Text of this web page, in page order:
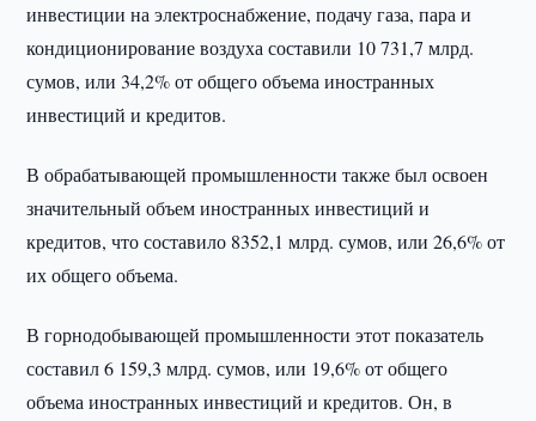
инвестиции на электроснабжение, подачу газа, пара и
кондиционирование воздуха составили 10 731,7 млрд.
сумов, или 34,2% от общего объема иностранных
инвестиций и кредитов.
В обрабатывающей промышленности также был освоен
значительный объем иностранных инвестиций и
кредитов, что составило 8352,1 млрд. сумов, или 26,6% от
их общего объема.
В горнодобывающей промышленности этот показатель
составил 6 159,3 млрд. сумов, или 19,6% от общего
объема иностранных инвестиций и кредитов. Он, в